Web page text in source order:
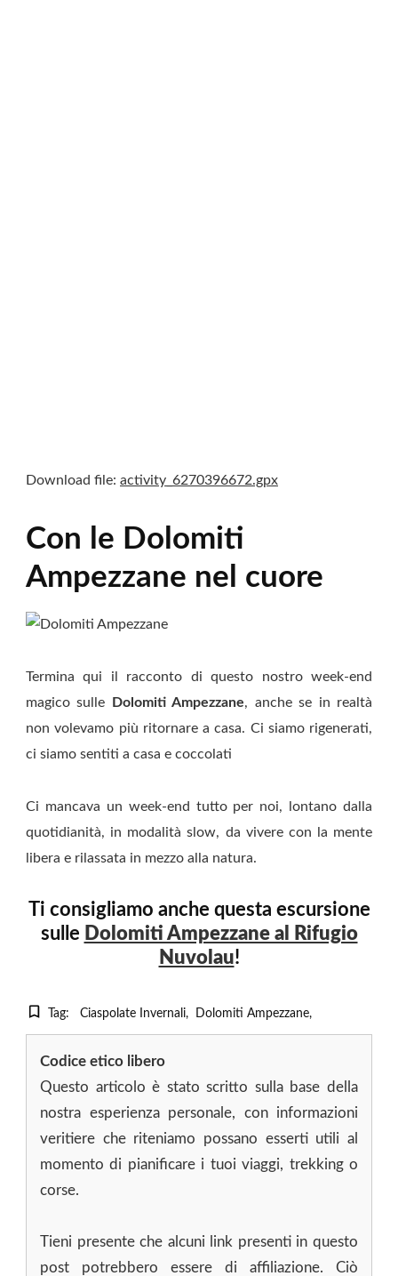
Download file: activity_6270396672.gpx
Con le Dolomiti
Ampezzane nel cuore
Termina qui il racconto di questo nostro week-end
magico sulle
Dolomiti Ampezzane, anche se in realtà
non volevamo più ritornare a casa. Ci siamo rigenerati,
ci siamo sentiti a casa e coccolati
Ci mancava un week-end tutto per noi, lontano dalla
quotidianità, in modalità slow, da vivere con la mente
libera e rilassata in mezzo alla natura.
Ti consigliamo anche questa escursione
sulle Dolomiti Ampezzane al Rifugio
Nuvolau!
Tag: Ciaspolate Invernali Dolomiti Ampezzane
Codice etico libero
Questo articolo è stato scritto sulla base della
nostra esperienza personale, con informazioni
veritiere che riteniamo possano esserti utili al
momento di pianificare i tuoi viaggi, trekking o
corse.
Tieni presente che alcuni link presenti in questo
post potrebbero essere di affiliazione. Ciò